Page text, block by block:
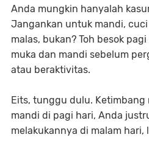
Anda mungkin hanyalah
Jangankan untuk mandi,
malas, bukan? Toh besok
muka dan mandi sebelum
atau beraktivitas.
Eits, tunggu dulu. Ketimbang
mandi di pagi hari, Anda
melakukannya di malam hari,